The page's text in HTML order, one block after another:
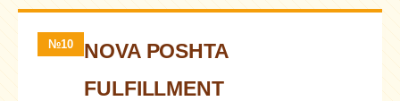
№10
NOVA POSHTA
FULFILLMENT